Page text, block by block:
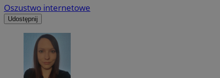
Oszustwo internetowe
Udostępnij